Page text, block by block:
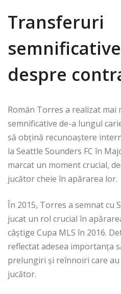
Transferuri
despre
Román Torres a realizat
semnificative de-a lungul
să obțină recunoaștere
la Seattle Sounders FC în
marcat un moment crucial,
jucător cheie în apărarea lor.
În 2015, Torres a semnat cu
jucat un rol crucial în
câștige Cupa MLS în 2016.
reflectat adesea importanța
prelungiri și reînnoiri care
jucător.